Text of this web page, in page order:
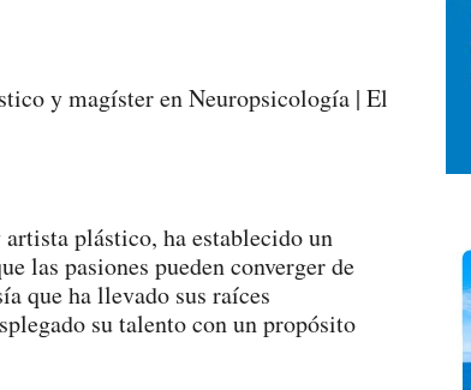
y magíster en Neuropsicología | El
plástico, ha establecido un
las pasiones pueden converger de
que ha llevado sus raíces
su talento con un propósito